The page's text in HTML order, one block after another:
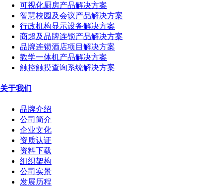
可视化厨房产品解决方案
智慧校园及会议产品解决方案
行政机构显示设备解决方案
商超及品牌连锁产品解决方案
品牌连锁酒店项目解决方案
教学一体机产品解决方案
触控触摸查询系统解决方案
关于我们
品牌介绍
公司简介
企业文化
资质认证
资料下载
组织架构
公司实景
发展历程